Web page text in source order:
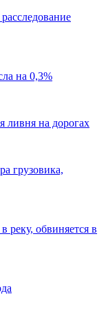
на 0,3%
ливня на дорогах
грузовика,
реку, обвиняется в